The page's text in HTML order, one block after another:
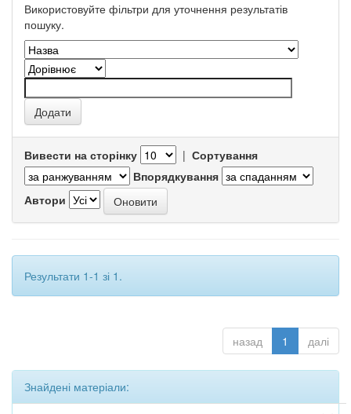
Використовуйте фільтри для уточнення результатів
пошуку.
Вивести на сторінку | Сортування
Впорядкування
Автори
Результати 1-1 зі 1.
назад 1 далі
Знайдені матеріали: